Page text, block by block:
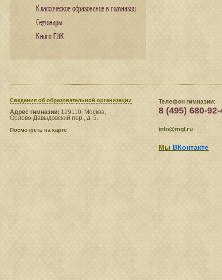
Классическое образование в гимназии
Семинары
Книги ГЛК
Сведения​ об образовательной организации
Адрес гимназии: 129110, Москва,
Орлово-Давыдовский пер., д. 5.
Посмотреть на карте
Телефон гимназии:
8 (495) 680-92-
info@mgl.ru
Мы ВКонтакте